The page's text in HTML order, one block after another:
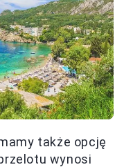
także opcję
wynosi